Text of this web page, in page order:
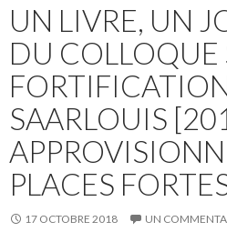
UN LIVRE, UN
DU COLLOQUE
SAARLOUIS
PLACES
17 OCTOBRE 2018 UN